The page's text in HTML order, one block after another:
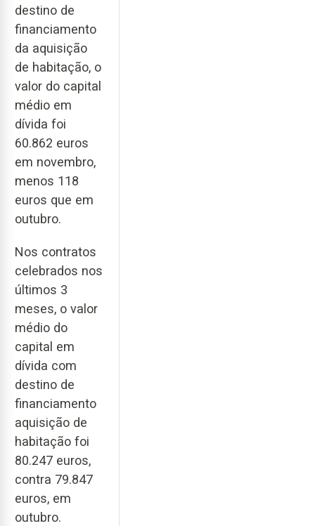
destino de
financiamento
da aquisição
de habitação, o
valor do capital
médio em
dívida foi
60.862 euros
em novembro,
menos 118
euros que em
outubro.
Nos contratos
celebrados nos
últimos 3
meses, o valor
médio do
capital em
dívida com
destino de
financiamento
aquisição de
habitação foi
80.247 euros,
contra 79.847
euros, em
outubro.